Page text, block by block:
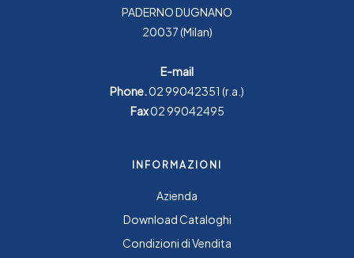
PADERNO DUGNANO
20037 (Milan)
E-mail
Phone.02 99042351 (r.a.)
Fax02 99042495
INFORMAZIONI
Azienda
Download Cataloghi
Condizioni di Vendita